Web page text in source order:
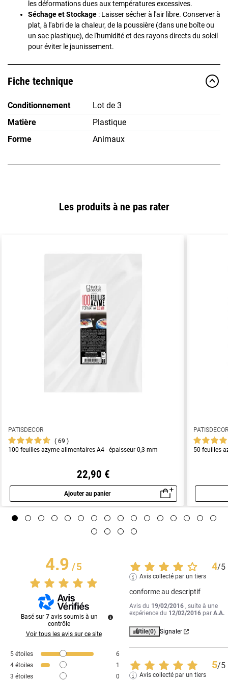
les déformations dues aux températures excessives.
Séchage et Stockage : Laisser sécher à l'air libre. Conserver à
plat, à l'abri de la chaleur, de la poussière (dans une boîte ou
un sac plastique), de l'humidité et des rayons directs du soleil
pour éviter le jaunissement.
Fiche technique
Conditionnement
Lot de 3
Matière
Plastique
Forme
Animaux
Les produits à ne pas rater
PATISDECOR
69
100 feuilles azyme alimentaires A4 - épaisseur 0,3 mm
22,90 €
Ajouter au panier
Aperçu rapide
50 feuilles
4.9/5
Basé sur 7 avis soumis à un
contrôle
Voir tous les avis sur ce site
5 étoiles
6
4 étoiles
1
3 étoiles
0
4/5
Avis collecté par un tiers
conforme au descriptif
Avis du 19/02/2016 , suite à une
expérience du 12/02/2016 parA.A.
Utile(0) Signaler
5/5
Avis collecté par un tiers